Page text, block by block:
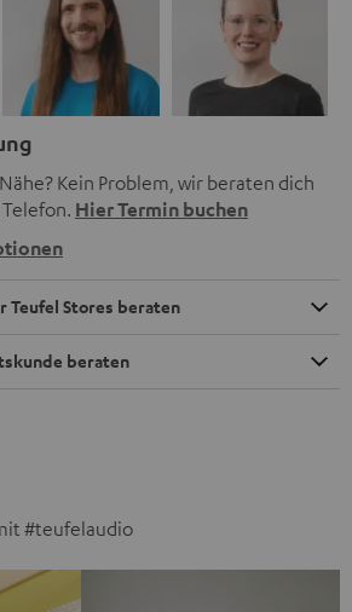
Kein Problem, wir beraten dich
Hier Termin buchen
Teufel Stores beraten
beraten
#teufelaudio